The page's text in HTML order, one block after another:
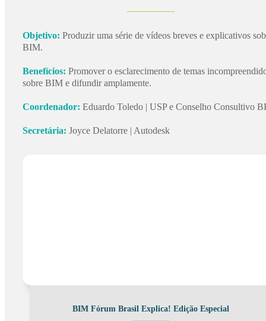
Objetivo: Produzir uma série de vídeos breves e explicativos
BIM.
Benefícios: Promover o esclarecimento de temas
sobre BIM e difundir amplamente.
Coordenador: Eduardo Toledo | USP e Conselho Consultivo
Secretária: Joyce Delatorre | Autodesk
BIM Fórum Brasil Explica! Edição Especial